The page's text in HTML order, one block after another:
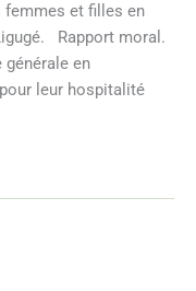
femmes et filles en
Rapport moral.
générale en
leur hospitalité